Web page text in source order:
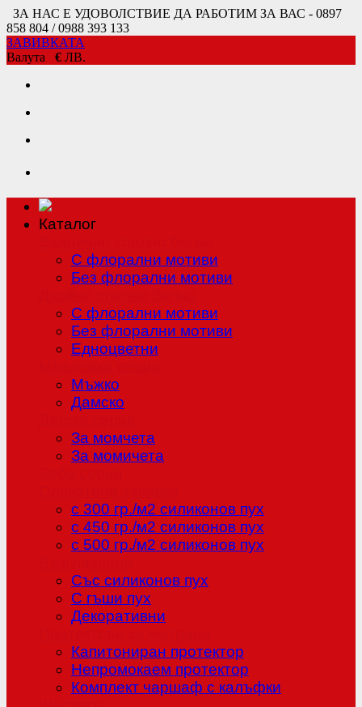
ЗА НАС Е УДОВОЛСТВИЕ ДА РАБОТИМ ЗА ВАС - 0897
858 804 / 0988 393 133
ЗАВИВКАТА
Валута € ЛВ.
Каталог
С флорални мотиви
Без флорални мотиви
С флорални мотиви
Без флорални мотиви
Едноцветни
Мъжко
Дамско
За момчета
За момичета
с 300 гр./м2 силиконов пух
с 450 гр./м2 силиконов пух
с 500 гр./м2 силиконов пух
Със силиконов пух
С гъши пух
Декоративни
Капитониран протектор
Непромокаем протектор
Комплект чаршаф с калъфки